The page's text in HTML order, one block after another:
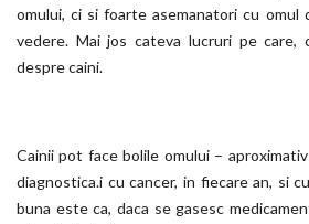
omului, ci si foarte asemanatori cu omul
vedere. Mai jos cateva lucruri pe care,
despre caini.
Cainii pot face bolile omului –
diagnostica.i cu cancer, in fiecare an, si
buna este ca, daca se gasesc